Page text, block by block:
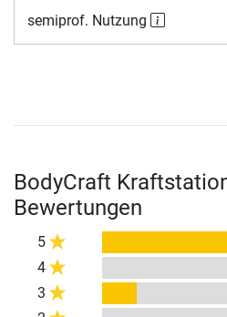
semiprof. Nutzung
BodyCraft
Bewertungen
5
4
3